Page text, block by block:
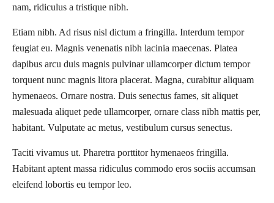
nam, ridiculus a tristique nibh.
Etiam nibh. Ad risus nisl dictum a fringilla. Interdum tempor
feugiat eu. Magnis venenatis nibh lacinia maecenas. Platea
dapibus arcu duis magnis pulvinar ullamcorper dictum tempor
torquent nunc magnis litora placerat. Magna, curabitur aliquam
hymenaeos. Ornare nostra. Duis senectus fames, sit aliquet
malesuada aliquet pede ullamcorper, ornare class nibh mattis per,
habitant. Vulputate ac metus, vestibulum cursus senectus.
Taciti vivamus ut. Pharetra porttitor hymenaeos fringilla.
Habitant aptent massa ridiculus commodo eros sociis accumsan
eleifend lobortis eu tempor leo.